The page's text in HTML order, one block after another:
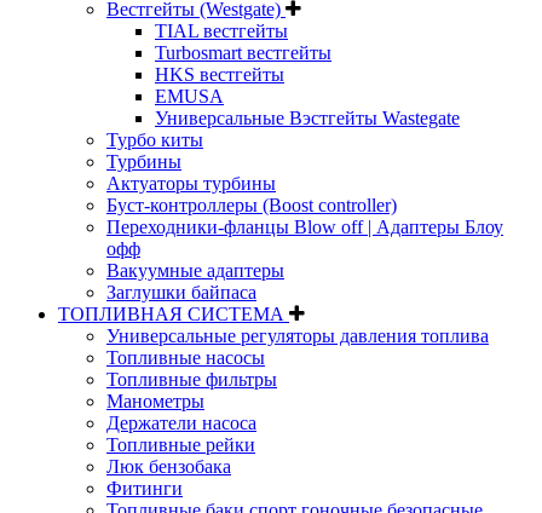
Вестгейты (Westgate)
TIAL вестгейты
Turbosmart вестгейты
HKS вестгейты
EMUSA
Универсальные Вэстгейты Wastegate
Турбо киты
Турбины
Актуаторы турбины
Буст-контроллеры (Boost controller)
Переходники-фланцы Blow off | Адаптеры Блоу
офф
Вакуумные адаптеры
Заглушки байпаса
ТОПЛИВНАЯ СИСТЕМА
Универсальные регуляторы давления топлива
Топливные насосы
Топливные фильтры
Манометры
Держатели насоса
Топливные рейки
Люк бензобака
Фитинги